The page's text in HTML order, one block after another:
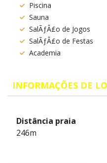
Piscina
Sauna
SalÃƒÂ£o de Jogos
SalÃƒÂ£o de Festas
Academia
INFORMAÇÕES DE
Distância praia
246m